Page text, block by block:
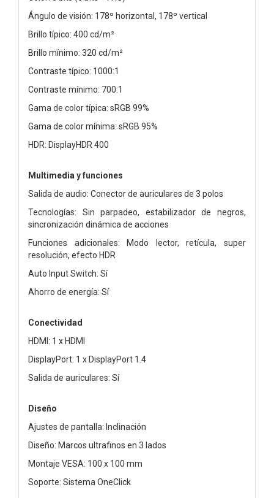
Ángulo de visión: 178º horizontal, 178º vertical
Brillo típico: 400 cd/m²
Brillo mínimo: 320 cd/m²
Contraste típico: 1000:1
Contraste mínimo: 700:1
Gama de color típica: sRGB 99%
Gama de color mínima: sRGB 95%
HDR: DisplayHDR 400
Multimedia y funciones
Salida de audio: Conector de auriculares de 3 polos
Tecnologías: Sin parpadeo, estabilizador de negros,
sincronización dinámica de acciones
Funciones adicionales: Modo lector, retícula, super
resolución, efecto HDR
Auto Input Switch: Sí
Ahorro de energía: Sí
Conectividad
HDMI: 1 x HDMI
DisplayPort: 1 x DisplayPort 1.4
Salida de auriculares: Sí
Diseño
Ajustes de pantalla: Inclinación
Diseño: Marcos ultrafinos en 3 lados
Montaje VESA: 100 x 100 mm
Soporte: Sistema OneClick